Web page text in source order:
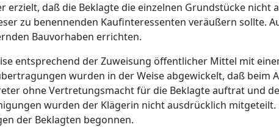
daß die Beklagte die einzelnen Grundstücke nicht
zu benennenden Kaufinteressenten veräußern sollte.
Bauvorhaben errichten.
entsprechend der Zuweisung öffentlicher Mittel mit
wurden in der Weise abgewickelt, daß beim
ohne Vertretungsmacht für die Beklagte auftrat und
wurden der Klägerin nicht ausdrücklich
der Beklagten begonnen.